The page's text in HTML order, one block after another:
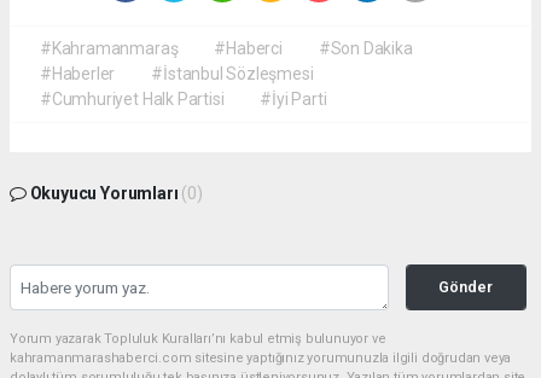
#Kahramanmaraş #Haberci
#Son Dakika
#Haberler
#İstanbul Sözleşmesi
#Cumhuriyet Halk Partisi
#İyi Parti
Okuyucu Yorumları (0)
Gönder
Yorum yazarak Topluluk Kuralları’nı kabul etmiş bulunuyor ve
kahramanmarashaberci.com sitesine yaptığınız yorumunuzla ilgili doğrudan veya